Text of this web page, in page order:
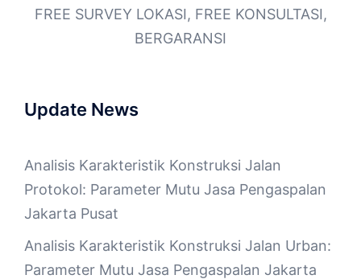
FREE SURVEY LOKASI, FREE KONSULTASI,
BERGARANSI
Update News
Analisis Karakteristik Konstruksi Jalan
Protokol: Parameter Mutu Jasa Pengaspalan
Jakarta Pusat
Analisis Karakteristik Konstruksi Jalan Urban:
Parameter Mutu Jasa Pengaspalan Jakarta